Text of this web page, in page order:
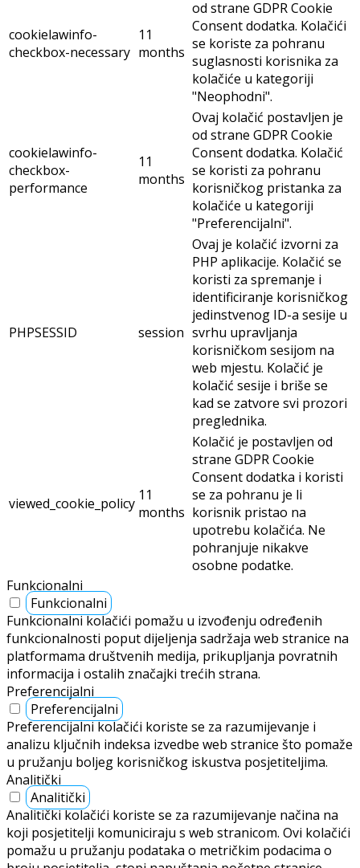
cookielawinfo-
checkbox-necessary
11
months
od strane GDPR Cookie
Consent dodatka. Kolačići
se koriste za pohranu
suglasnosti korisnika za
kolačiće u kategoriji
"Neophodni".
cookielawinfo-
checkbox-
performance
11
months
Ovaj kolačić postavljen je
od strane GDPR Cookie
Consent dodatka. Kolačić
se koristi za pohranu
korisničkog pristanka za
kolačiće u kategoriji
"Preferencijalni".
PHPSESSID session
Ovaj je kolačić izvorni za
PHP aplikacije. Kolačić se
koristi za spremanje i
identificiranje korisničkog
jedinstvenog ID-a sesije u
svrhu upravljanja
korisničkom sesijom na
web mjestu. Kolačić je
kolačić sesije i briše se
kad se zatvore svi prozori
preglednika.
viewed_cookie_policy 11
months
Kolačić je postavljen od
strane GDPR Cookie
Consent dodatka i koristi
se za pohranu je li
korisnik pristao na
upotrebu kolačića. Ne
pohranjuje nikakve
osobne podatke.
Funkcionalni
Funkcionalni
Funkcionalni kolačići pomažu u izvođenju određenih
funkcionalnosti poput dijeljenja sadržaja web stranice na
platformama društvenih medija, prikupljanja povratnih
informacija i ostalih značajki trećih strana.
Preferencijalni
Preferencijalni
Preferencijalni kolačići koriste se za razumijevanje i
analizu ključnih indeksa izvedbe web stranice što pomaže
u pružanju boljeg korisničkog iskustva posjetiteljima.
Analitički
Analitički
Analitički kolačići koriste se za razumijevanje načina na
koji posjetitelji komuniciraju s web stranicom. Ovi kolačići
pomažu u pružanju podataka o metričkim podacima o